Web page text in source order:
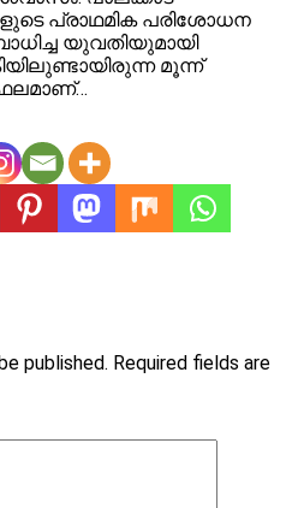
പ്രാഥമിക പരിശോധന
യുവതിയുമായി
മൂന്ന്
published. Required fields are